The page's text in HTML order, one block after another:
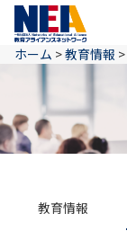
ホーム
ホーム >教育情報 >
教育情報